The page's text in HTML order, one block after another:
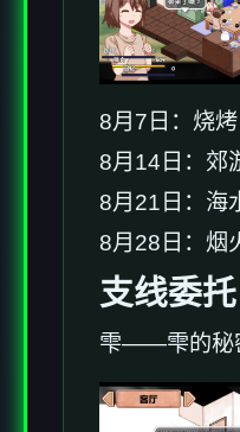
8月7日：烧烤
8月14日：郊
8月21日：海
8月28日：烟
支线委托
雫——雫的秘